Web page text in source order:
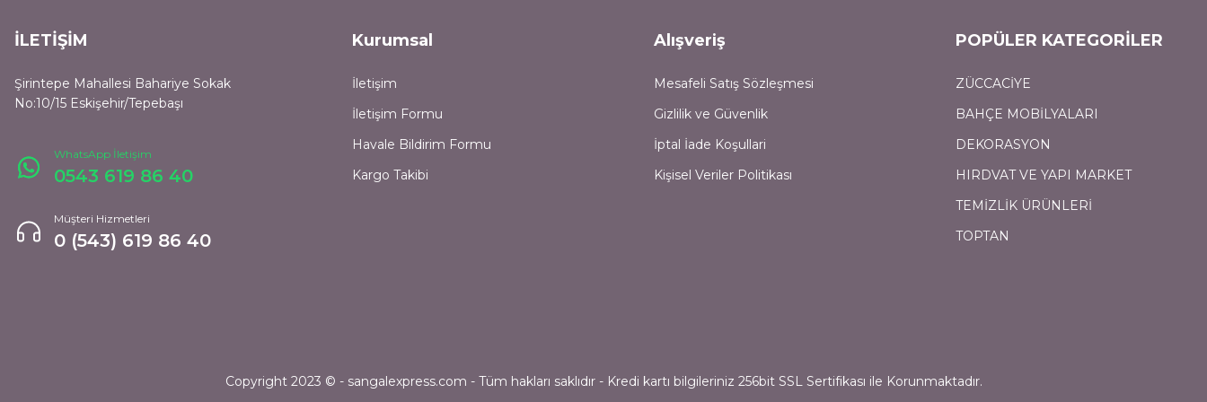
İLETİŞİM
Şirintepe Mahallesi Bahariye Sokak
No:10/15 Eskişehir/Tepebaşı
WhatsApp İletişim
0543 619 86 40
Müşteri Hizmetleri
0 (543) 619 86 40
Kurumsal
İletişim
İletişim Formu
Havale Bildirim Formu
Kargo Takibi
Alışveriş
Mesafeli Satış Sözleşmesi
Gizlilik ve Güvenlik
İptal İade Koşullari
Kişisel Veriler Politikası
POPÜLER KATEGORİLER
ZÜCCACİYE
BAHÇE MOBİLYALARI
DEKORASYON
HIRDVAT VE YAPI MARKET
TEMİZLİK ÜRÜNLERİ
TOPTAN
Copyright 2023 © - sangalexpress.com - Tüm hakları saklıdır - Kredi kartı bilgileriniz 256bit SSL Sertifikası ile Korunmaktadır.